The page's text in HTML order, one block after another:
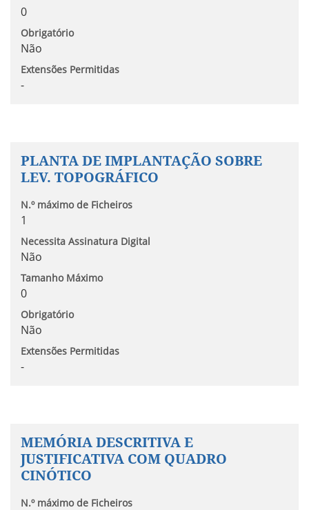
0
Obrigatório
Não
Extensões Permitidas
-
PLANTA DE IMPLANTAÇÃO SOBRE
LEV. TOPOGRÁFICO
N.º máximo de Ficheiros
1
Necessita Assinatura Digital
Não
Tamanho Máximo
0
Obrigatório
Não
Extensões Permitidas
-
MEMÓRIA DESCRITIVA E
JUSTIFICATIVA COM QUADRO
CINÓTICO
N.º máximo de Ficheiros